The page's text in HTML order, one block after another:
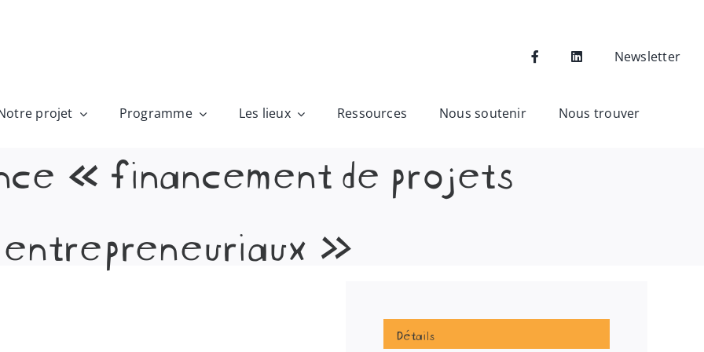
Newsletter
projet Programme Les lieux Ressources Nous soutenir Nous trouver
« financement de projets
entrepreneuriaux »
Détails